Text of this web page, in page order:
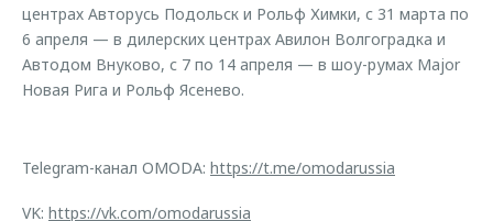
центрах Авторусь Подольск и Рольф Химки, с 31 марта по
6 апреля — в дилерских центрах Авилон Волгоградка и
Автодом Внуково, с 7 по 14 апреля — в шоу-румах Major
Новая Рига и Рольф Ясенево.
Telegram-канал OMODA: https://t.me/omodarussia
VK: https://vk.com/omodarussia